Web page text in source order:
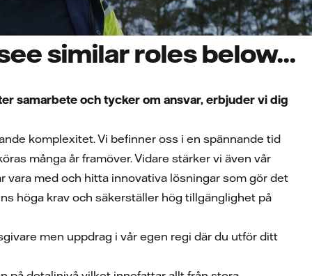
similar roles below...
samarbete och tycker om ansvar, erbjuder vi dig
komplexitet. Vi befinner oss i en spännande tid
många år framöver. Vidare stärker vi även vår
med och hitta innovativa lösningar som gör det
höga krav och säkerställer hög tillgänglighet på
men uppdrag i vår egen regi där du utför ditt